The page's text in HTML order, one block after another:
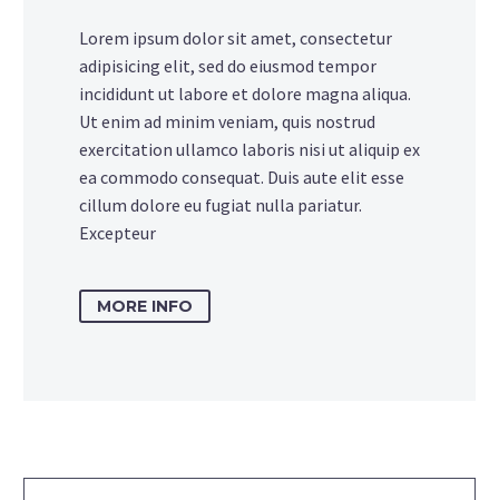
Lorem ipsum dolor sit amet, consectetur
adipisicing elit, sed do eiusmod tempor
incididunt ut labore et dolore magna aliqua.
Ut enim ad minim veniam, quis nostrud
exercitation ullamco laboris nisi ut aliquip ex
ea commodo consequat. Duis aute elit esse
cillum dolore eu fugiat nulla pariatur.
Excepteur
MORE INFO